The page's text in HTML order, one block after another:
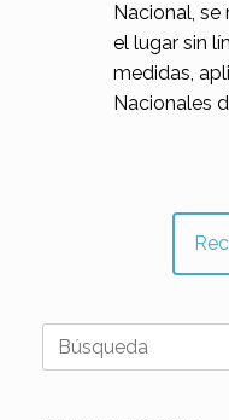
Nacional,
el lugar sin
medidas,
Nacionales
Buscar: